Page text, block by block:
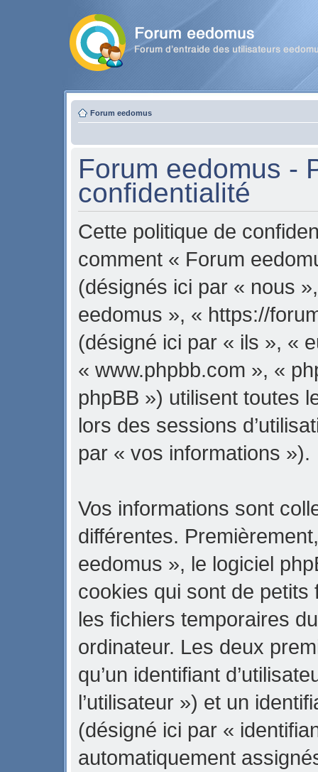
Forum eedomus
Forum eedomus -
confidentialité
Cette politique de
comment « Forum
(désignés ici par « nous
eedomus », « https://
(désigné ici par « ils », «
« www.phpbb.com », «
phpBB ») utilisent toutes
lors des sessions
par « vos informations »).
Vos informations sont
différentes.
eedomus », le logiciel
cookies qui sont de
les fichiers temporaires
ordinateur. Les deux
qu’un identifiant
l’utilisateur ») et un
(désigné ici par «
automatiquement